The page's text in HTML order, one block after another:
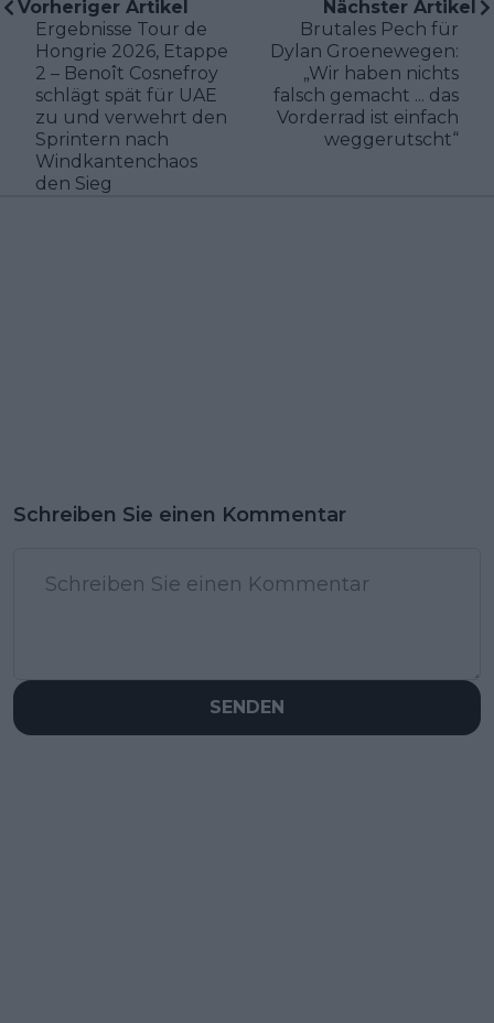
Vorheriger Artikel
Ergebnisse Tour de
Hongrie 2026, Etappe
2 – Benoît Cosnefroy
schlägt spät für UAE
zu und verwehrt den
Sprintern nach
Windkantenchaos
den Sieg
Nächster Artikel
Brutales Pech für
Dylan Groenewegen:
„Wir haben nichts
falsch gemacht ... das
Vorderrad ist einfach
weggerutscht“
Schreiben Sie einen Kommentar
SENDEN